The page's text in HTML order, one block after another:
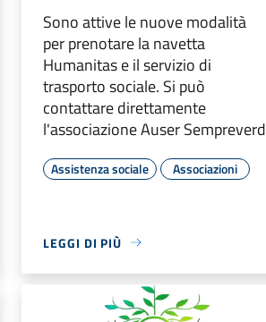
Sono attive le nuove modalità
per prenotare la navetta
Humanitas e il servizio di
trasporto sociale. Si può
contattare direttamente
l'associazione Auser
Assistenza sociale Associazioni
LEGGI DI PIÙ